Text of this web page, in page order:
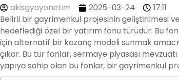
akisgyoyonetim 2025-03-24
17:11
Belirli bir gayrimenkul projesinin geliştirilmesi
hedeflediği özel bir yatırım fonu türüdür. Bu
için alternatif bir kazanç modeli sunmak
çıkar. Bu tür fonlar, sermaye piyasası
yapıya sahip olan bu fonlar, bir gayrimenkul